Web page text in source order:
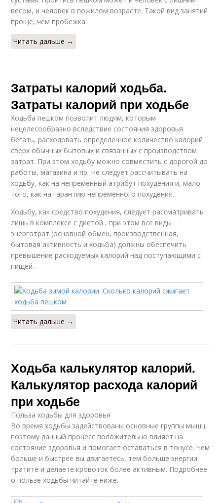
весом, и человек в пожилом возрасте. Такой вид занятий
проще, чем пробежка.
Читать дальше →
Затраты калорий ходьба.
Затраты калорий при ходьбе
Ходьба пешком позволит людям, которым
нецелесообразно вследствие состояния здоровья
бегать, расходовать определенное количество калорий
сверх обычных бытовых и связанных с производством
затрат. При этом ходьбу можно совместить с дорогой до
работы, магазина и пр. Не следует рассчитывать на
ходьбу, как на непременный атрибут похудения и, мало
того, как на гарантию непременного похудения.
Ходьбу, как средство похудения, следует рассматривать
лишь в комплексе с диетой , при этом все виды
энерготрат (основной обмен, производственная,
бытовая активность и ходьба) должны обеспечить
превышение расходуемых калорий над поступающими с
пищей.
Читать дальше →
Ходьба калькулятор калорий.
Калькулятор расхода калорий
при ходьбе
Польза ходьбы для здоровья
Во время ходьбы задействованы основные группы мышц,
поэтому данный процесс положительно влияет на
состояние здоровья и помогает оставаться в тонусе. Чем
больше и быстрее вы двигаетесь, тем больше энергии
тратите и делаете кровоток более активным. Подробнее
о пользе ходьбы читайте ниже.